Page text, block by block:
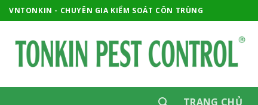
Skip
to
VNTONKIN - CHUYÊN GIA KIỂM SOÁT CÔN TRÙNG
TRANG CHỦ